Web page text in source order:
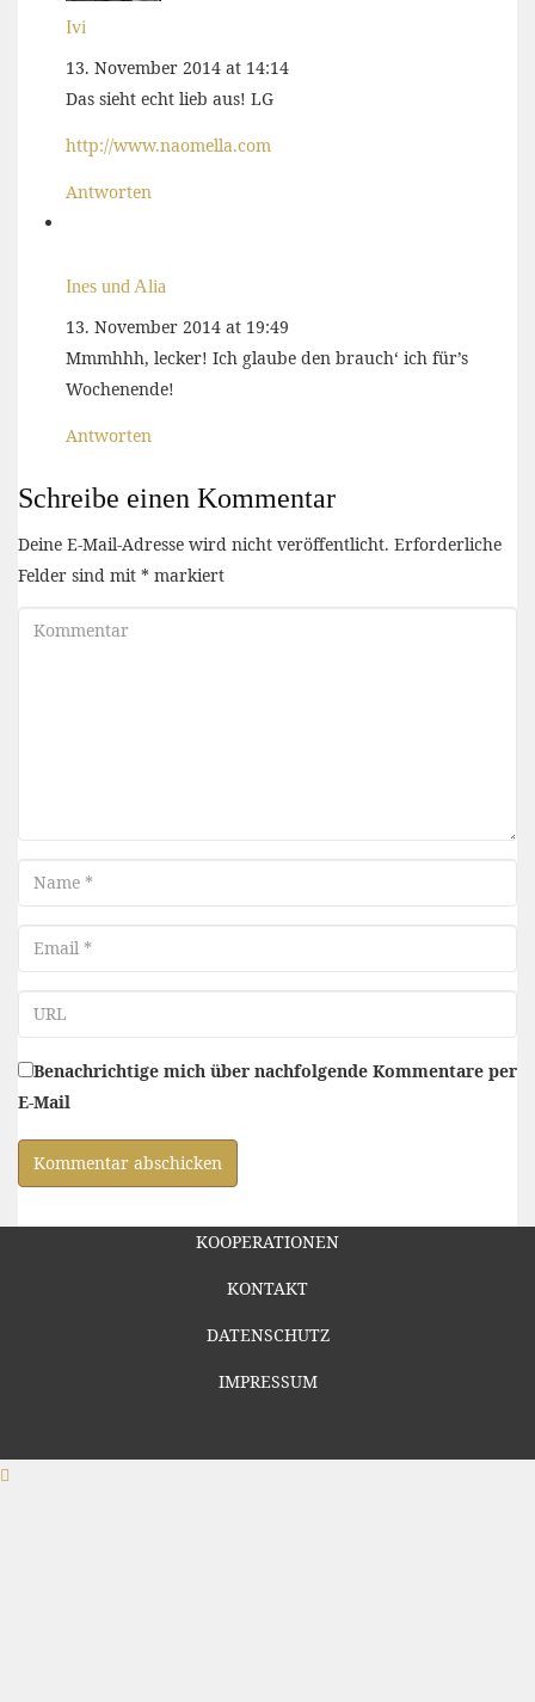
Ivi
13. November 2014 at 14:14
Das sieht echt lieb aus! LG
http://www.naomella.com
Antworten
Ines und Alia
13. November 2014 at 19:49
Mmmhhh, lecker! Ich glaube den brauch‘ ich für’s
Wochenende!
Antworten
Schreibe einen Kommentar
Deine E-Mail-Adresse wird nicht veröffentlicht. Erforderliche
Felder sind mit * markiert
Kommentar
Name
Email
Benachrichtige mich über nachfolgende Kommentare per
E-Mail
KOOPERATIONEN
KONTAKT
DATENSCHUTZ
IMPRESSUM